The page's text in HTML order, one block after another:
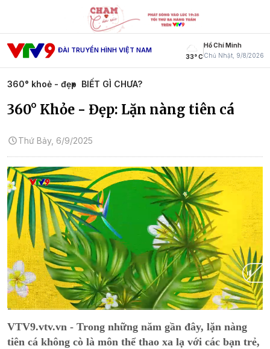
ĐÀI TRUYỀN HÌNH VIỆT NAM
33° C
Hồ Chí Minh
Chủ Nhật, 9/8/2026
360° khoẻ - đẹp BIẾT GÌ CHƯA?
360° Khỏe - Đẹp: Lặn nàng tiên cá
Thứ Bảy, 6/9/2025
Time
VTV9.vtv.vn - Trong những năm gần đây, lặn nàng
tiên cá không cò là môn thể thao xa lạ với các bạn trẻ,